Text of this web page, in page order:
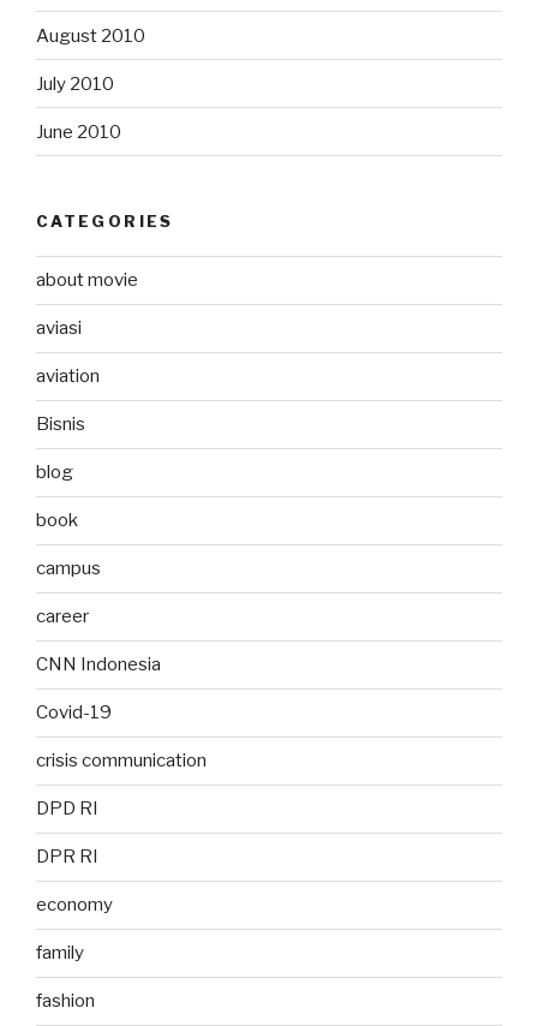
August 2010
July 2010
June 2010
CATEGORIES
about movie
aviasi
aviation
Bisnis
blog
book
campus
career
CNN Indonesia
Covid-19
crisis communication
DPD RI
DPR RI
economy
family
fashion